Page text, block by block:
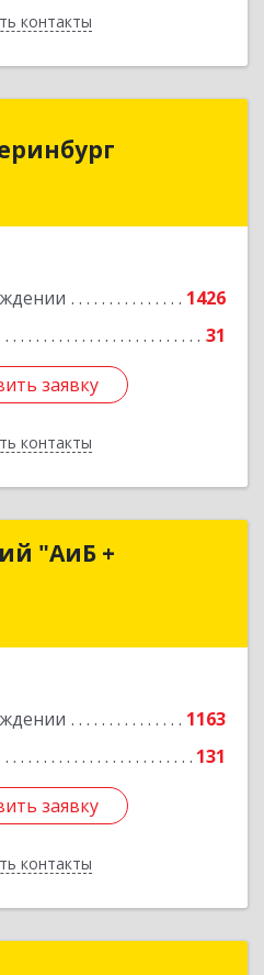
контакты
1426
31
заявку
контакты
1С-Екатеринбург
обл, Екатеринбург г, 8
заявку
"АиБ +
1163
131
заявку
контакты
компаний "АиБ +
Подробнее
заявку